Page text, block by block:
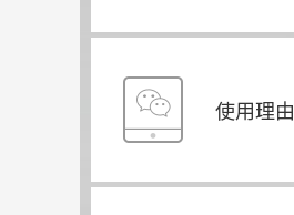
使用理由